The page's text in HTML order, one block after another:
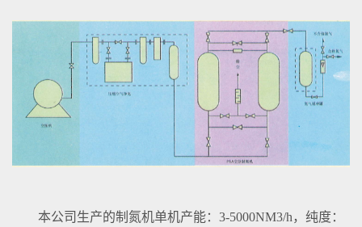
本公司生产的制氮机单机产能：3-5000NM3/h，纯度：